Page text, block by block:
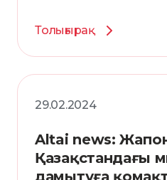
Толығырақ
29.02.2024
Altai news:
Қазақстандағы
дамытуға